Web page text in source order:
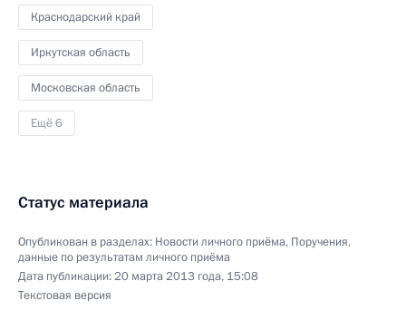
Краснодарский край
Иркутская область
Московская область
Ещё 6
Статус материала
Опубликован в разделах: Новости личного приёма, Поручения,
данные по результатам личного приёма
Дата публикации:20 марта 2013 года, 15:08
Текстовая версия